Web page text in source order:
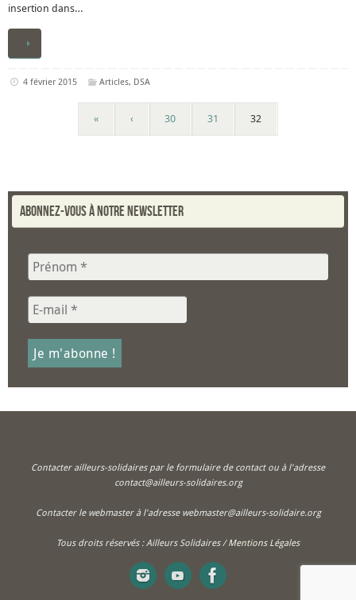
insertion dans…
4 février 2015 Articles, DSA
« ‹ 30 31 32
Abonnez-vous à notre newsletter
Contacter ailleurs-solidaires par le formulaire de contact ou à l'adresse
contact@ailleurs-solidaires.org
Contacter le webmaster à l'adresse webmaster@ailleurs-solidaire.org
Tous droits réservés : Ailleurs Solidaires /Mentions Légales